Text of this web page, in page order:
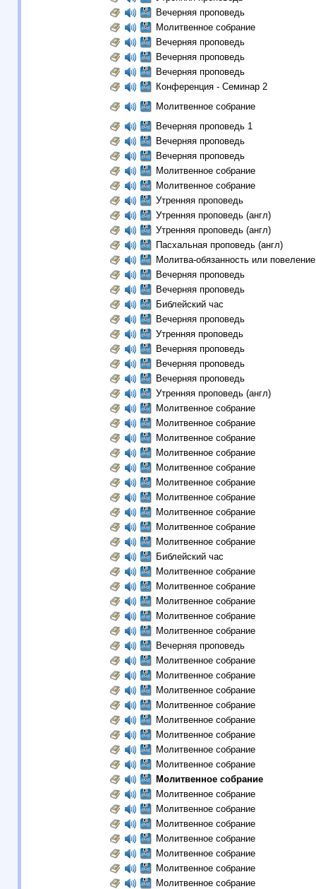
Вечерняя проповедь
Молитвенное собрание
Вечерняя проповедь
Вечерняя проповедь
Вечерняя проповедь
Конференция - Семинар 2
Молитвенное собрание
Вечерняя проповедь 1
Вечерняя проповедь
Вечерняя проповедь
Молитвенное собрание
Молитвенное собрание
Утренняя проповедь
Утренняя проповедь (англ)
Утренняя проповедь (англ)
Пасхальная проповедь (англ)
Молитва-обязанность или
Вечерняя проповедь
Вечерняя проповедь
Библейский час
Вечерняя проповедь
Утренняя проповедь
Вечерняя проповедь
Вечерняя проповедь
Вечерняя проповедь
Утренняя проповедь (англ)
Молитвенное собрание
Молитвенное собрание
Молитвенное собрание
Молитвенное собрание
Молитвенное собрание
Молитвенное собрание
Молитвенное собрание
Молитвенное собрание
Молитвенное собрание
Молитвенное собрание
Библейский час
Молитвенное собрание
Молитвенное собрание
Молитвенное собрание
Молитвенное собрание
Молитвенное собрание
Вечерняя проповедь
Молитвенное собрание
Молитвенное собрание
Молитвенное собрание
Молитвенное собрание
Молитвенное собрание
Молитвенное собрание
Молитвенное собрание
Молитвенное собрание
Молитвенное собрание
Молитвенное собрание
Молитвенное собрание
Молитвенное собрание
Молитвенное собрание
Молитвенное собрание
Молитвенное собрание
Молитвенное собрание